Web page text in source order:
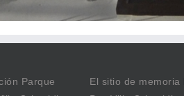
Parque
El sitio de memoria